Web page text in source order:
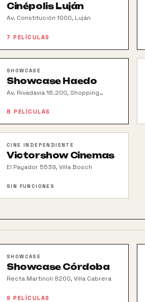
Cinépolis Luján
Av. Constitución 1000, Luján
7 PELÍCULAS
SHOWCASE
Showcase Haedo
Av. Rivadavia 16.200, Shopping
8 PELÍCULAS
CINE INDEPENDIENTE
Victorshow Cinemas
El Payador 5539, Villa Bosch
SIN FUNCIONES
SHOWCASE
Showcase Córdoba
Recta Martinoli 8200, Villa Cabrera
9 PELÍCULAS